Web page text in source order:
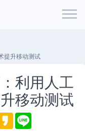
提升移动测试
利用人工
移动测试
K
a